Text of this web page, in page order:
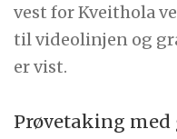
vest for Kveithola
til videolinjen og
er vist.
Prøvetaking med